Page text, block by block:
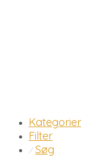
Kategorier
Filter
⁄ Søg